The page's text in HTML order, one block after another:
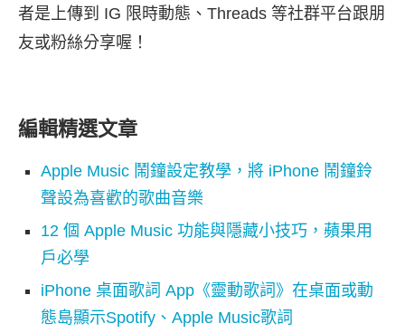
者是上傳到 IG 限時動態、Threads 等社群平台跟朋
友或粉絲分享喔！
編輯精選文章
Apple Music 鬧鐘設定教學，將 iPhone 鬧鐘鈴
聲設為喜歡的歌曲音樂
12 個 Apple Music 功能與隱藏小技巧，蘋果用
戶必學
iPhone 桌面歌詞 App《靈動歌詞》在桌面或動
態島顯示Spotify、Apple Music歌詞